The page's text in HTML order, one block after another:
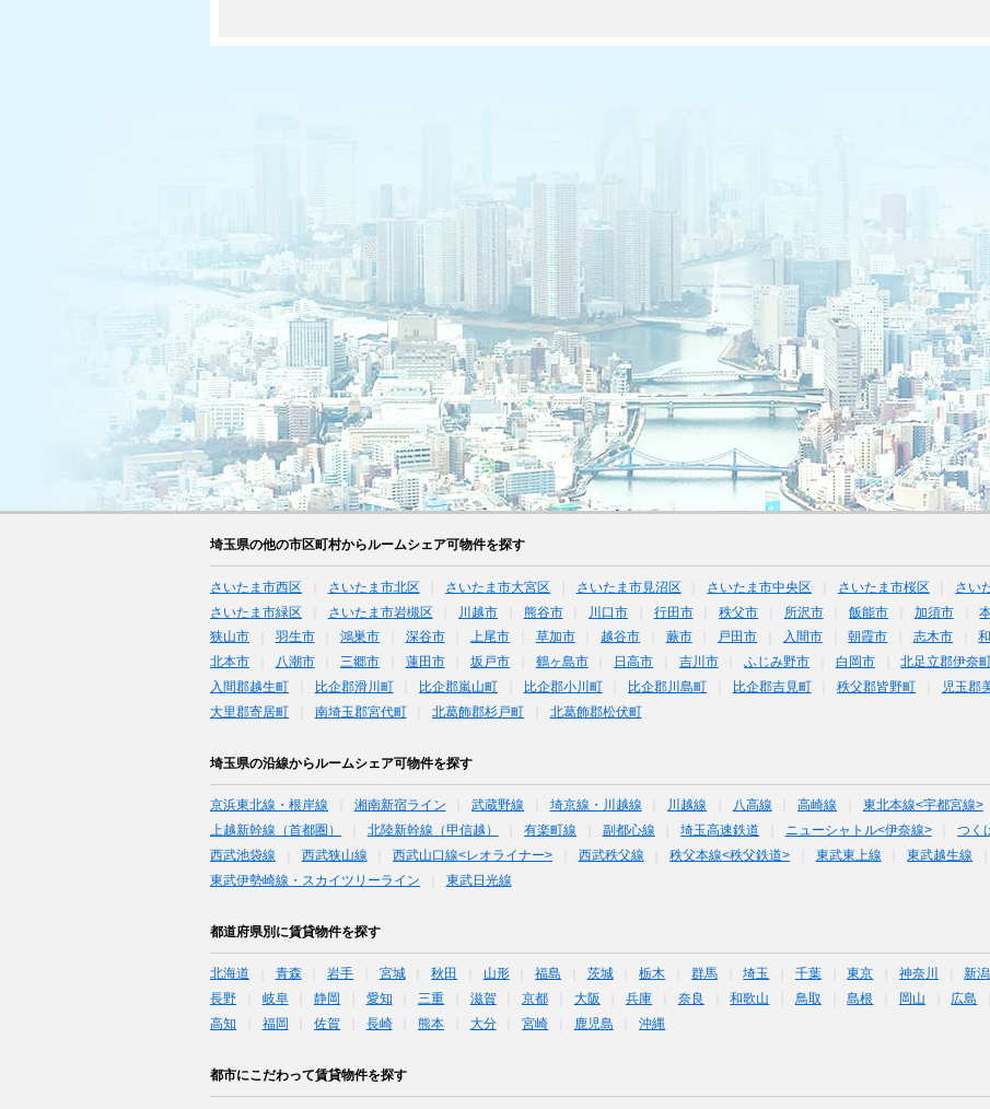
埼玉県の他の市区町村からルームシェア可物件を探す
さいたま市西区 さいたま市北区 さいたま市大宮区 さいたま市見沼区 さいたま市中央区 さいたま市桜区 さい
さいたま市緑区
さいたま市岩槻区 川越市 熊谷市 川口市 行田市 秩父市 所沢市 飯能市 加須市
狭山市
羽生市 鴻巣市 深谷市 上尾市 草加市 越谷市 蕨市 戸田市 入間市 朝霞市 志木市
北本市
八潮市 三郷市 蓮田市 坂戸市 鶴ヶ島市 日高市 吉川市 ふじみ野市 白岡市 北足立郡伊奈
入間郡越生町
比企郡滑川町 比企郡嵐山町 比企郡小川町 比企郡川島町 比企郡吉見町 秩父郡皆野町 児玉郡
大里郡寄居町
南埼玉郡宮代町 北葛飾郡杉戸町 北葛飾郡松伏町
埼玉県の沿線からルームシェア可物件を探す
京浜東北線・根岸線 湘南新宿ライン 武蔵野線 埼京線・川越線 川越線 八高線 高崎線 東北本線<宇都宮線>
上越新幹線（首都圏）
北陸新幹線（甲信越） 有楽町線 副都心線 埼玉高速鉄道 ニューシャトル<伊奈線> つく
西武池袋線
西武狭山線 西武山口線<レオライナー> 西武秩父線 秩父本線<秩父鉄道> 東武東上線 東武越生線
東武伊勢崎線・スカイツリーライン
東武日光線
都道府県別に賃貸物件を探す
北海道 青森 岩手 宮城 秋田 山形 福島 茨城 栃木 群馬 埼玉 千葉 東京 神奈川 新潟
長野
岐阜 静岡 愛知 三重 滋賀 京都 大阪 兵庫 奈良 和歌山 鳥取 島根 岡山 広島
高知
福岡 佐賀 長崎 熊本 大分 宮崎 鹿児島 沖縄
都市にこだわって賃貸物件を探す